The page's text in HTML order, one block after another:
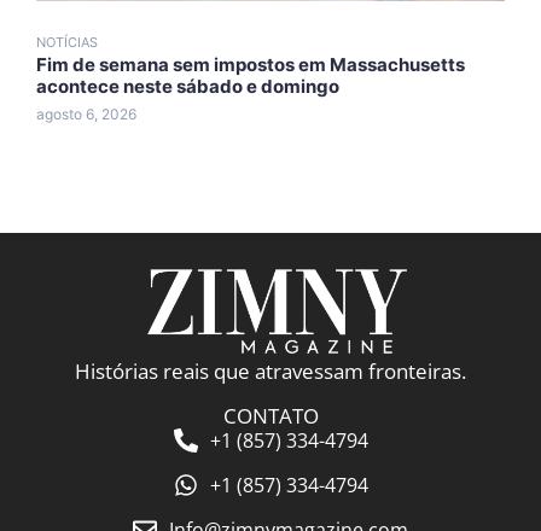
NOTÍCIAS
Fim de semana sem impostos em Massachusetts
acontece neste sábado e domingo
agosto 6, 2026
Histórias reais que atravessam fronteiras.
CONTATO
+1 (857) 334-4794
+1 (857) 334-4794